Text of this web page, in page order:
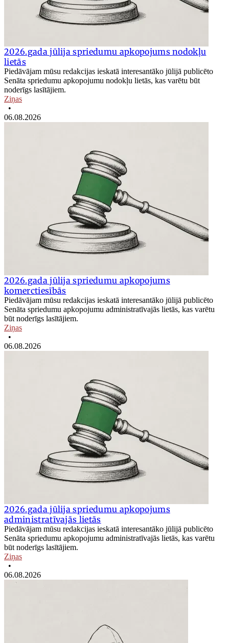
2026.gada jūlija spriedumu apkopojums nodokļu
lietās
Piedāvājam mūsu redakcijas ieskatā interesantāko jūlijā publicēto
Senāta spriedumu apkopojumu nodokļu lietās, kas varētu būt
noderīgs lasītājiem.
Ziņas
•
06.08.2026
2026.gada jūlija spriedumu apkopojums
komerctiesībās
Piedāvājam mūsu redakcijas ieskatā interesantāko jūlijā publicēto
Senāta spriedumu apkopojumu administratīvajās lietās, kas varētu
būt noderīgs lasītājiem.
Ziņas
•
06.08.2026
2026.gada jūlija spriedumu apkopojums
administratīvajās lietās
Piedāvājam mūsu redakcijas ieskatā interesantāko jūlijā publicēto
Senāta spriedumu apkopojumu administratīvajās lietās, kas varētu
būt noderīgs lasītājiem.
Ziņas
•
06.08.2026